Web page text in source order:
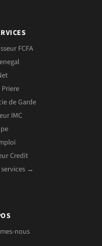
FCFA
de Garde
IMC
Credit
services →
nous